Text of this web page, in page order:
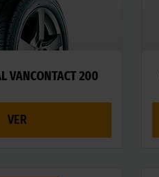
VANCONTACT 200
VER